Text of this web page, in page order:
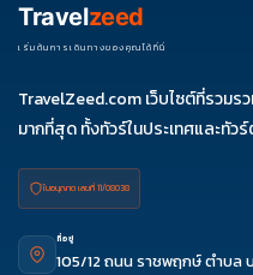
Travelzeed
เริ่มต้นการเดินทางของคุณได้ที่นี่
TravelZeed.com เว็บไซต์ที่รวมร
มากที่สุด ทั้งทัวร์ในประเทศและทัว
ใบอนุญาต เลขที่ 11/08038
ที่อยู่
105/12 ถนน ราชพฤกษ์ ตำบล